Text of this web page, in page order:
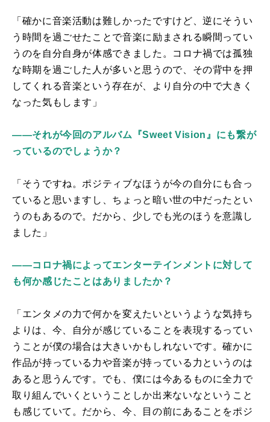
「確かに音楽活動は難しかったですけど、逆にそうい
う時間を過ごせたことで音楽に励まされる瞬間ってい
うのを自分自身が体感できました。コロナ禍では孤独
な時期を過ごした人が多いと思うので、その背中を押
してくれる音楽という存在が、より自分の中で大きく
なった気もします」
――それが今回のアルバム『Sweet Vision』にも繋が
っているのでしょうか？
「そうですね。ポジティブなほうが今の自分にも合っ
ていると思いますし、ちょっと暗い世の中だったとい
うのもあるので。だから、少しでも光のほうを意識し
ました」
――コロナ禍によってエンターテインメントに対して
も何か感じたことはありましたか？
「エンタメの力で何かを変えたいというような気持ち
よりは、今、自分が感じていることを表現するってい
うことが僕の場合は大きいかもしれないです。確かに
作品が持っている力や音楽が持っている力というのは
あると思うんです。でも、僕には今あるものに全力で
取り組んでいくということしか出来ないなということ
も感じていて。だから、今、目の前にあることをポジ